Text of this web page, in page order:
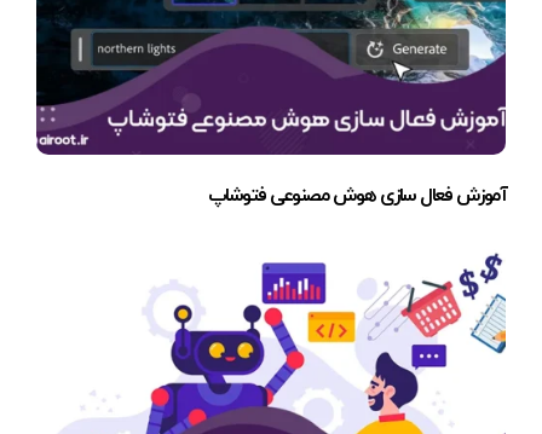
آموزش فعال سازی هوش مصنوعی فتوشاپ